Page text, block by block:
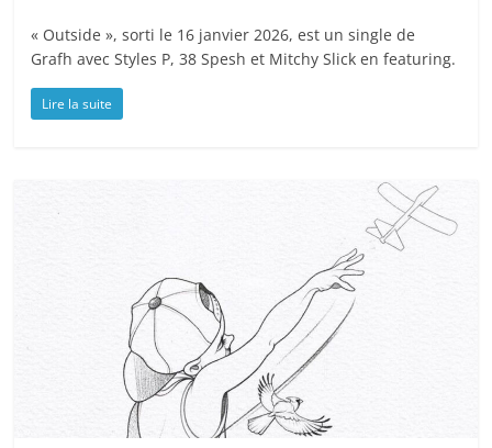
« Outside », sorti le 16 janvier 2026, est un single de
Grafh avec Styles P, 38 Spesh et Mitchy Slick en featuring.
Lire la suite